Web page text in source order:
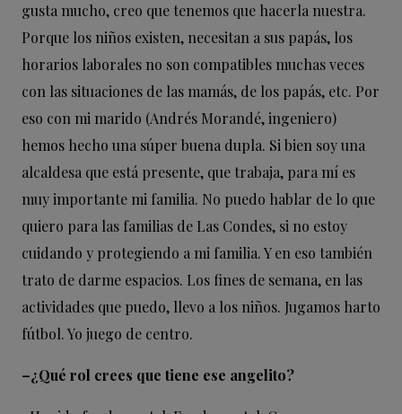
gusta mucho, creo que tenemos que hacerla nuestra.
Porque los niños existen, necesitan a sus papás, los
horarios laborales no son compatibles muchas veces
con las situaciones de las mamás, de los papás, etc. Por
eso con mi marido (Andrés Morandé, ingeniero)
hemos hecho una súper buena dupla. Si bien soy una
alcaldesa que está presente, que trabaja, para mí es
muy importante mi familia. No puedo hablar de lo que
quiero para las familias de Las Condes, si no estoy
cuidando y protegiendo a mi familia. Y en eso también
trato de darme espacios. Los fines de semana, en las
actividades que puedo, llevo a los niños. Jugamos harto
fútbol. Yo juego de centro.
–¿Qué rol crees que tiene ese angelito?